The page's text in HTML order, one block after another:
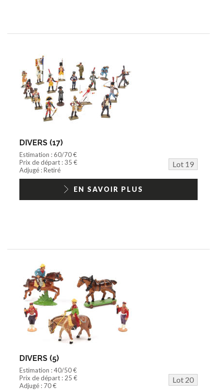
DIVERS (17)
Estimation : 60/70 €
Prix de départ : 35 €
Lot 19
Adjugé : Retiré
EN SAVOIR PLUS
DIVERS (5)
Estimation : 40/50 €
Prix de départ : 25 €
Lot 20
Adjugé : 70 €